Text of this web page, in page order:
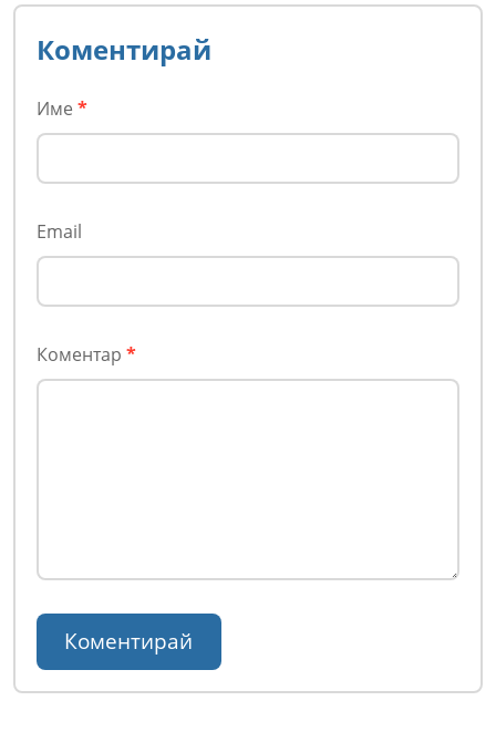
Коментирай
Име *
Email
Коментар *